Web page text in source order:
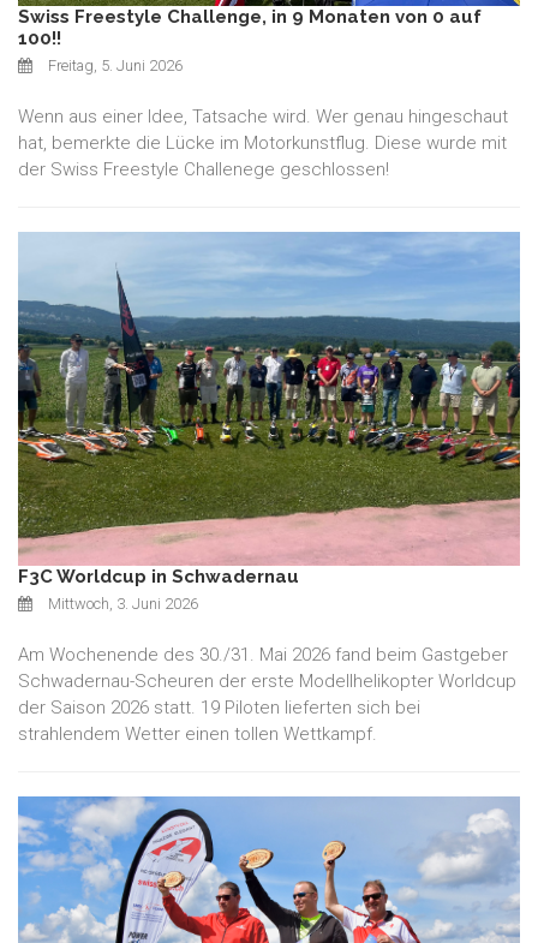
Swiss Freestyle Challenge, in 9 Monaten von 0 auf
100!!
Freitag, 5. Juni 2026
Wenn aus einer Idee, Tatsache wird. Wer genau hingeschaut
hat, bemerkte die Lücke im Motorkunstflug. Diese wurde mit
der Swiss Freestyle Challenege geschlossen!
F3C Worldcup in Schwadernau
Mittwoch, 3. Juni 2026
Am Wochenende des 30./31. Mai 2026 fand beim Gastgeber
Schwadernau-Scheuren der erste Modellhelikopter Worldcup
der Saison 2026 statt. 19 Piloten lieferten sich bei
strahlendem Wetter einen tollen Wettkampf.